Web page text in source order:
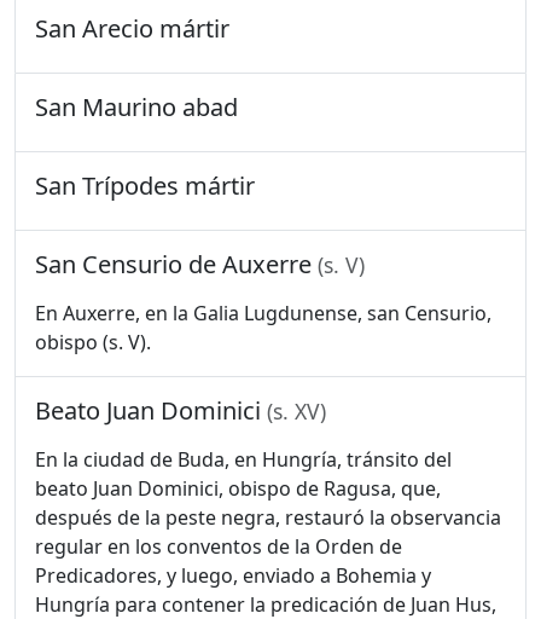
San Arecio mártir
San Maurino abad
San Trípodes mártir
San Censurio de Auxerre (s. V)
En Auxerre, en la Galia Lugdunense, san Censurio,
obispo (s. V).
Beato Juan Dominici (s. XV)
En la ciudad de Buda, en Hungría, tránsito del
beato Juan Dominici, obispo de Ragusa, que,
después de la peste negra, restauró la observancia
regular en los conventos de la Orden de
Predicadores, y luego, enviado a Bohemia y
Hungría para contener la predicación de Juan Hus,